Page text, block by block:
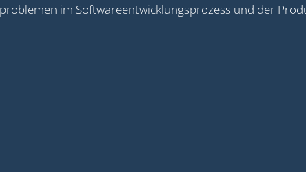
im Softwareentwicklungsprozess und der